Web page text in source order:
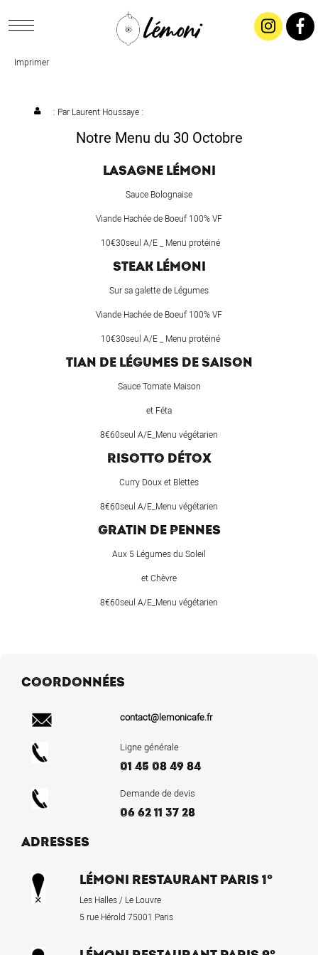
CONCEPT
SALADES & BUFFETS
CONTACTEZ-NOUS !
Imprimer
: Par Laurent Houssaye:
Notre Menu du 30 Octobre
LASAGNE LÉMONI
Sauce Bolognaise
Viande Hachée de Boeuf 100% VF
10€30seul A/E _ Menu protéiné
STEAK LÉMONI
Sur sa galette de Légumes
Viande Hachée de Boeuf 100% VF
10€30seul A/E _ Menu protéiné
TIAN DE LÉGUMES DE SAISON
Sauce Tomate Maison
et Féta
8€60seul A/E_Menu végétarien
RISOTTO DÉTOX
Curry Doux et Blettes
8€60seul A/E_Menu végétarien
GRATIN DE PENNES
Aux 5 Légumes du Soleil
et Chèvre
8€60seul A/E_Menu végétarien
COORDONNÉES
contact@lemonicafe.fr
Ligne générale
01 45 08 49 84
Demande de devis
06 62 11 37 28
ADRESSES
LÉMONI RESTAURANT PARIS 1°
Les Halles / Le Louvre
5 rue Hérold 75001 Paris